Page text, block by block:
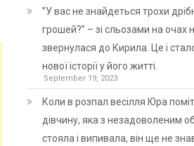
”У вас не знайдеться трохи
грошей?” – зі сльозами на очах
звернулася до Кирила. Це і
нової історії у його житті.
September 19, 2023
Коли в розпал весілля Юра
дівчину, яка з незадоволеним
стояла і випивала, він ще не